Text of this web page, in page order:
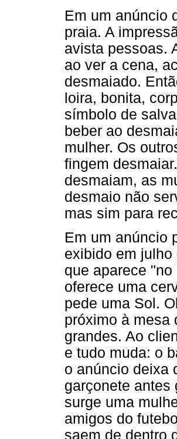
Em um anúncio
praia. A
avista pessoas.
ao ver a cena,
desmaiado.
loira, bonita,
símbolo de
beber ao
mulher. Os
fingem
desmaiam, as
desmaio não
mas sim para
Em um anúncio
exibido em
que aparece
oferece uma
pede uma Sol.
próximo à mesa
grandes. Ao
e tudo muda: o
o anúncio deixa
garçonete antes
surge uma
amigos do
saem de dentro